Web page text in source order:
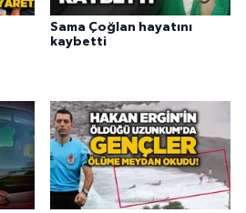
Sama Çoğlan hayatını
kaybetti